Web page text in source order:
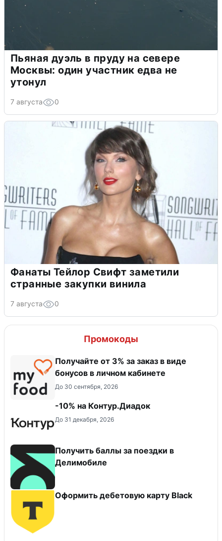
Пьяная дуэль в пруду на севере
Москвы: один участник едва не
утонул
7 августа 0
Фанаты Тейлор Свифт заметили
странные закупки винила
7 августа 0
Промокоды
Получайте от 3% за заказ в виде
бонусов в личном кабинете
До 30 сентября, 2026
-10% на Контур.Диадок
До 31 декабря, 2026
Получить баллы за поездки в
Делимобиле
Оформить дебетовую карту Black